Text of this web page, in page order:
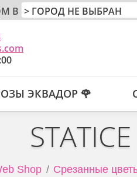
В
ЭКВАДОР 🌹
Shop Срезанные